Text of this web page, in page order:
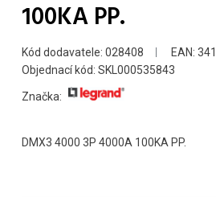
100KA PP.
Kód dodavatele: 028408
EAN:
Objednací kód: SKL000535843
Značka:
DMX3 4000 3P 4000A 100KA PP.